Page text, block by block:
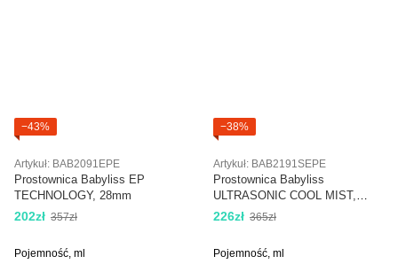
−43%
Artykuł: BAB2091EPE
Prostownica Babyliss EP
TECHNOLOGY, 28mm
202zł 357zł
Pojemność, ml
−38%
Artykuł: BAB2191SEPE
Prostownica Babyliss
ULTRASONIC COOL MIST,
28mm
226zł 365zł
Pojemność, ml